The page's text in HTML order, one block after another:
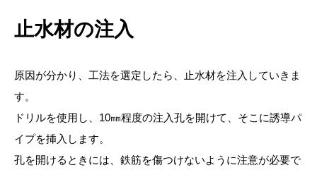
止水材の注入
原因が分かり、工法を選定したら、止水材を注入していきま
す。
ドリルを使用し、10㎜程度の注入孔を開けて、そこに誘導パ
イプを挿入します。
孔を開けるときには、鉄筋を傷つけないように注意が必要で